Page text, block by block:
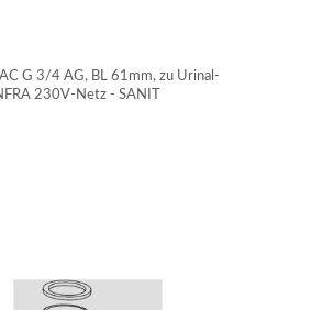
G 3/4 AG, BL 61mm, zu Urinal-
230V-Netz - SANIT